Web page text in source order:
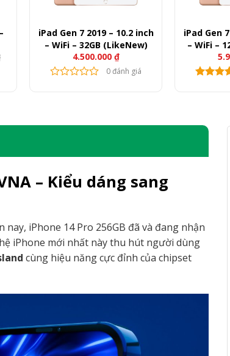
iPad Gen 7 2019 – 10.2 inch
– WiFi – 32GB (LikeNew)
4.500.000 ₫
0 đánh giá
iPad Gen
– WiFi –
– Kiểu dáng sang
nay, iPhone 14 Pro 256GB đã và đang nhận
iPhone mới nhất này thu hút người dùng
cùng hiệu năng cực đỉnh của chipset